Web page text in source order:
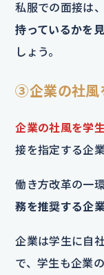
私服での面接は
持っているかを
しょう。
③企業の社風
企業の社風を学
接を指定する企
働き方改革の一環
務を推奨する企
企業は学生に自
で、学生も企業